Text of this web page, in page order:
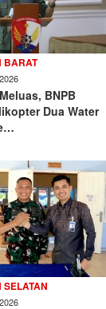
BARAT
BNPB
Dua Water